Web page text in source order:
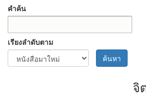
คำค้น
เรียงลำดับตาม
ค้นหา
จิ